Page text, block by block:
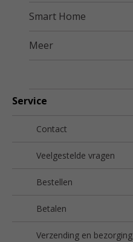
Smart Home
Meer
Service
Contact
Veelgestelde vragen
Bestellen
Betalen
Verzending en bezorging